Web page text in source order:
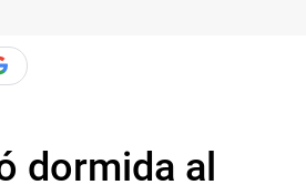
dormida al